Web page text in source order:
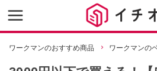
ワークマンのおすすめ商品 ワークマンの